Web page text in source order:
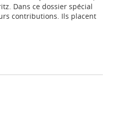
Dans ce dossier spécial
contributions. Ils placent